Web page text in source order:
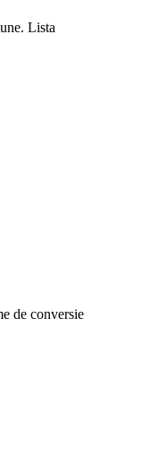
Lista
de conversie